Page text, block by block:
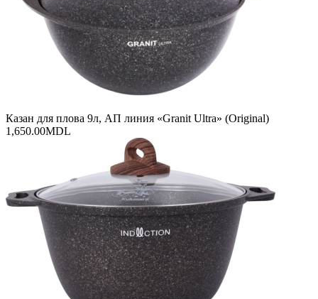
Казан для плова 9л, АП линия «Granit Ultra» (Original)
1,650.00MDL